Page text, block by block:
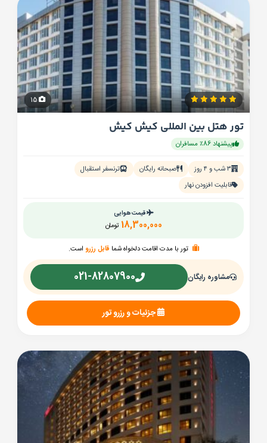
تور هتل بین المللی کیش کیش
پیشنهاد 86٪ مسافران
۳ شب و ۴ روز صبحانه رایگان
ترنسفر استقبال
قابلیت افزودن نهار
قیمت هوایی
تومان 18,300,000
تور با مدت اقامت دلخواه شما قابل رزرو است.
مشاوره رایگان 021-82807900
جزئیات و رزرو تور